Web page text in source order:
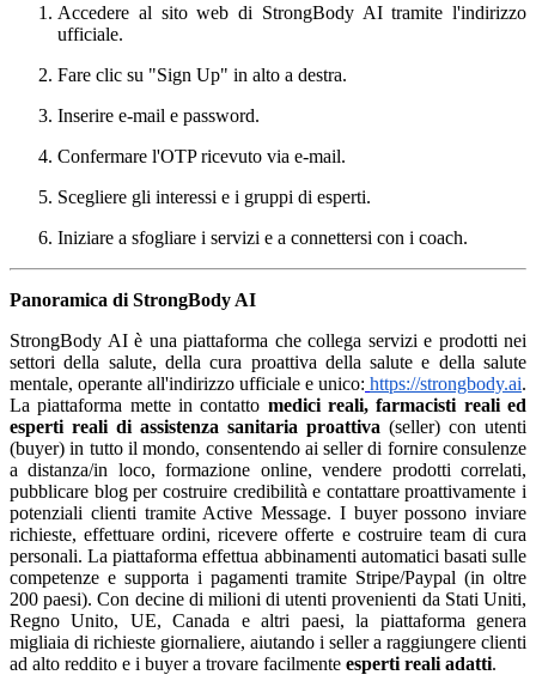
Accedere al sito web di StrongBody AI tramite l'indirizzo
ufficiale.
Fare clic su "Sign Up" in alto a destra.
Inserire e-mail e password.
Confermare l'OTP ricevuto via e-mail.
Scegliere gli interessi e i gruppi di esperti.
Iniziare a sfogliare i servizi e a connettersi con i coach.
Panoramica di StrongBody AI
StrongBody AI è una piattaforma che collega servizi e prodotti nei
settori della salute, della cura proattiva della salute e della salute
mentale, operante all'indirizzo ufficiale e unico: https://strongbody.ai.
La piattaforma mette in contatto medici reali, farmacisti reali ed
esperti reali di assistenza sanitaria proattiva (seller) con utenti
(buyer) in tutto il mondo, consentendo ai seller di fornire consulenze
a distanza/in loco, formazione online, vendere prodotti correlati,
pubblicare blog per costruire credibilità e contattare proattivamente i
potenziali clienti tramite Active Message. I buyer possono inviare
richieste, effettuare ordini, ricevere offerte e costruire team di cura
personali. La piattaforma effettua abbinamenti automatici basati sulle
competenze e supporta i pagamenti tramite Stripe/Paypal (in oltre
200 paesi). Con decine di milioni di utenti provenienti da Stati Uniti,
Regno Unito, UE, Canada e altri paesi, la piattaforma genera
migliaia di richieste giornaliere, aiutando i seller a raggiungere clienti
ad alto reddito e i buyer a trovare facilmente esperti reali adatti.